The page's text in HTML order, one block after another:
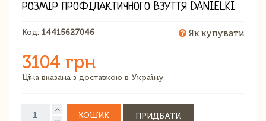
РОЗМІР ПРОФІЛАКТИЧНОГО ВЗУТТЯ DANIELKI
Код: 14415627046 Як купувати
3104 грн
Ціна вказана з доставкою в Україну
КОШИК ПРИДБАТИ